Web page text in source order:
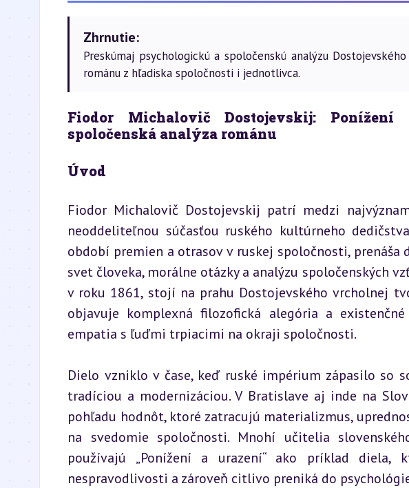
Zhrnutie:
Preskúmaj psychologickú a spoločenskú analýzu
románu z hľadiska spoločnosti i jednotlivca.
Fiodor Michalovič Dostojevskij:
spoločenská analýza románu
Úvod
Fiodor Michalovič Dostojevskij patrí medzi
neoddeliteľnou súčasťou ruského kultúrneho
období premien a otrasov v ruskej spoločnosti,
svet človeka, morálne otázky a analýzu spoločenských
v roku 1861, stojí na prahu Dostojevského vrcholnej
objavuje komplexná filozofická alegória a
empatia s ľuďmi trpiacimi na okraji spoločnosti.
Dielo vzniklo v čase, keď ruské impérium zápasilo so
tradíciou a modernizáciou. V Bratislave aj inde na
pohľadu hodnôt, ktoré zatracujú materializmus,
na svedomie spoločnosti. Mnohí učitelia
používajú „Ponížení a urazení“ ako príklad diela,
nespravodlivosti a zároveň citlivo preniká do